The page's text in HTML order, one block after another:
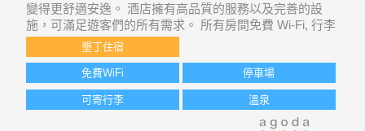
變得更舒適安逸。 酒店擁有高品質的服務以及完善的設
施，可滿足遊客們的所有需求。 所有房間免費 Wi-Fi, 行李
寄存, 公共 Wi-Fi, 停車場, 家庭房等設施都已配備，可供住
客使用。 客房舒適溫馨，內裡或設平面電視, 無線網絡, 無
墾丁住宿
免費WiFi 停車場
可寄行李 溫泉